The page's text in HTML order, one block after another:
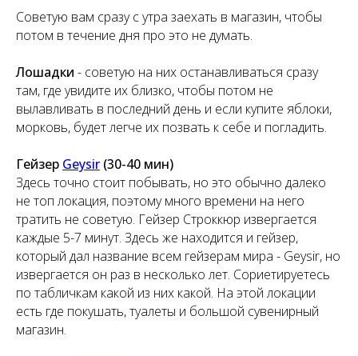
Советую вам сразу с утра заехать в магазин, чтобы
потом в течение дня про это не думать.
Лошадки - советую на них останавливаться сразу
там, где увидите их близко, чтобы потом не
вылавливать в последний день и если купите яблоки,
морковь, будет легче их позвать к себе и погладить.
Гейзер Geysir (30-40 мин)
Здесь точно стоит побывать, но это обычно далеко
не топ локация, поэтому много времени на него
тратить не советую. Гейзер Строккюр извергается
каждые 5-7 минут. Здесь же находится и гейзер,
который дал название всем гейзерам мира - Geysir, но
извергается он раз в несколько лет. Сориетируетесь
по табличкам какой из них какой. На этой локации
есть где покушать, туалеты и большой сувенирный
магазин.